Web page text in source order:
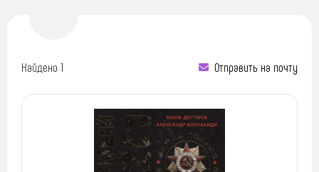
Найдено 1 Отправить на почту